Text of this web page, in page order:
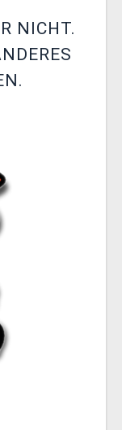
NICHT.